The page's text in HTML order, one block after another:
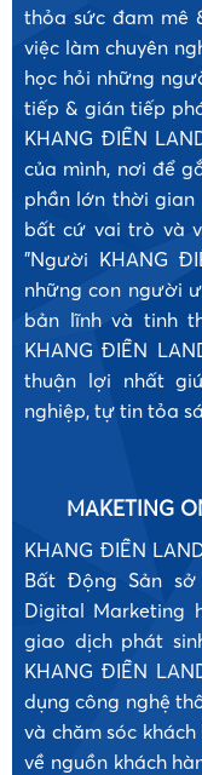
thỏa sức đam mê
việc làm chuyên
học hỏi những
tiếp & gián tiếp
KHANG ĐIỀN
của mình, nơi để
phần lớn thời gian
bất cứ vai trò và
"Người KHANG
những con người
bản lĩnh và tinh
KHANG ĐIỀN
thuận lợi nhất
nghiệp, tự tin tỏa
MAKETING
KHANG ĐIỀN
Bất Động Sản sở
Digital Marketing
giao dịch phát
KHANG ĐIỀN
dụng công nghệ
và chăm sóc
về nguồn khách